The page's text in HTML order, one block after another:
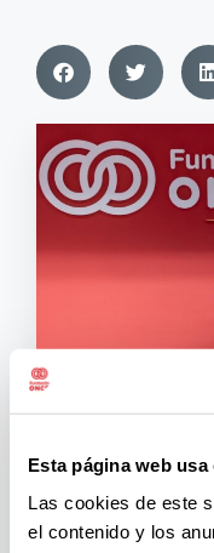
Esta página web usa
Las cookies de este
el contenido y los
Martínez Donoso, y
de Sedena , Javier
Inserta para